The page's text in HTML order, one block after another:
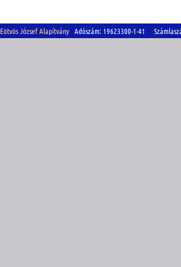
Eötvös József Alapítvány Adószám: 19623300-1-41